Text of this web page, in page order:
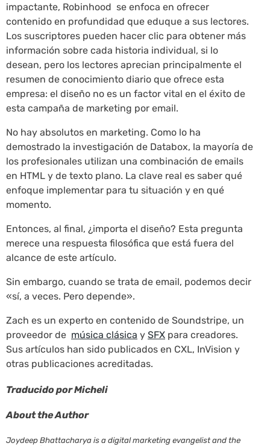
impactante, Robinhood se enfoca en ofrecer
contenido en profundidad que eduque a sus lectores.
Los suscriptores pueden hacer clic para obtener más
información sobre cada historia individual, si lo
desean, pero los lectores aprecian principalmente el
resumen de conocimiento diario que ofrece esta
empresa: el diseño no es un factor vital en el éxito de
esta campaña de marketing por email.
No hay absolutos en marketing. Como lo ha
demostrado la investigación de Databox, la mayoría de
los profesionales utilizan una combinación de emails
en HTML y de texto plano. La clave real es saber qué
enfoque implementar para tu situación y en qué
momento.
Entonces, al final, ¿importa el diseño? Esta pregunta
merece una respuesta filosófica que está fuera del
alcance de este artículo.
Sin embargo, cuando se trata de email, podemos decir
«sí, a veces. Pero depende».
Zach es un experto en contenido de Soundstripe, un
proveedor de música clásica y SFX para creadores.
Sus artículos han sido publicados en CXL, InVision y
otras publicaciones acreditadas.
Traducido por Micheli
About the Author
Joydeep Bhattacharya is a digital marketing evangelist and the